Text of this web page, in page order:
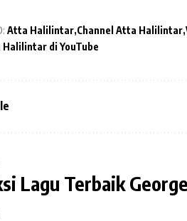
Atta Halilintar Channel Atta Halilintar
di YouTube
Lagu Terbaik George